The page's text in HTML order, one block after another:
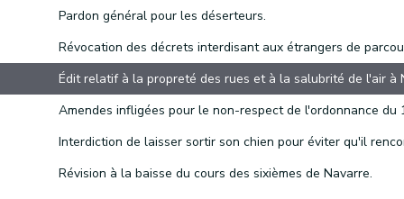
Pardon général pour les déserteurs.
Révision à la baisse du cours des sixièmes de Navarre.